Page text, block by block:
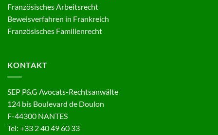
Französisches Arbeitsrecht
Beweisverfahren in Frankreich
Französisches Familienrecht
KONTAKT
SEP P&G Avocats-Rechtsanwälte
124 bis Boulevard de Doulon
F-44300 NANTES
Tel: +33 2 40 49 60 33